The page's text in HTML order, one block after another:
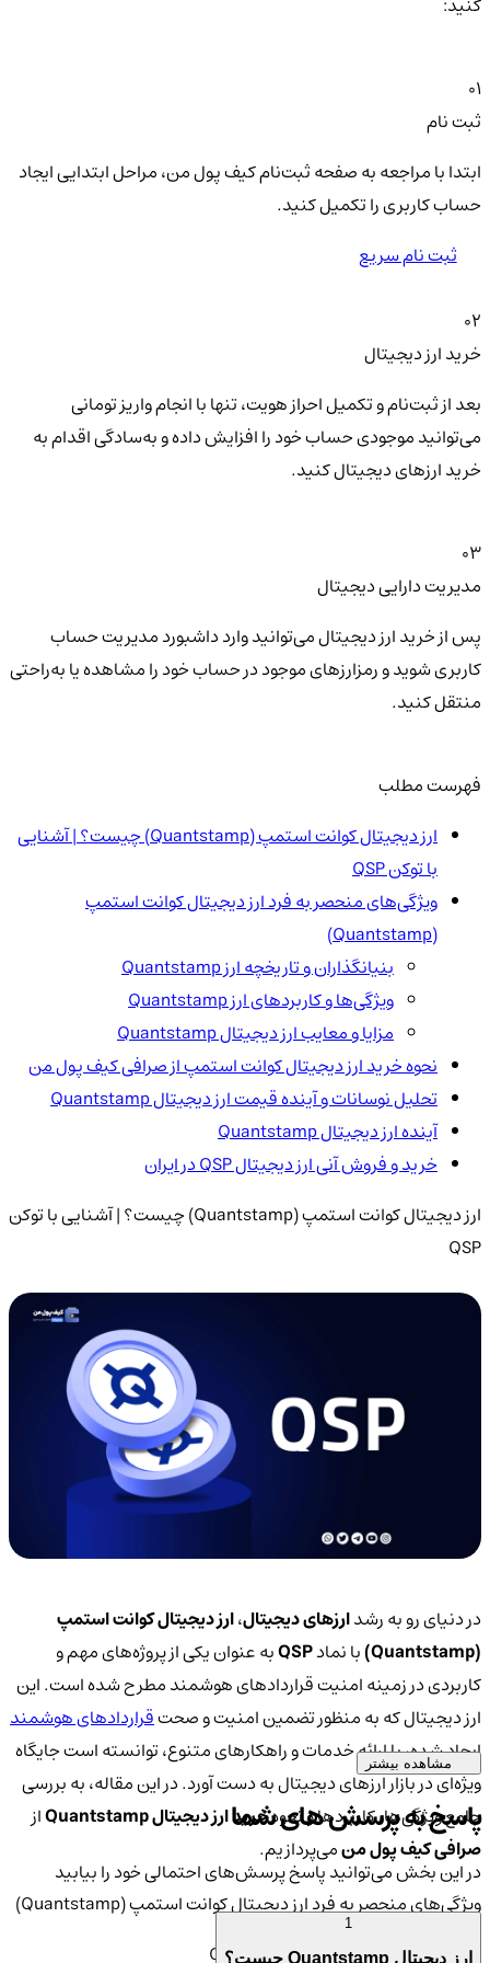
01
ثبت نام
ابتدا با مراجعه به صفحه ثبت‌نام کیف‌ پول من، مراحل ابتدایی ایجاد
حساب کاربری را تکمیل کنید.
ثبت نام سریع
02
خرید ارز دیجیتال
بعد از ثبت‌نام و تکمیل احراز هویت، تنها با انجام واریز تومانی
می‌توانید موجودی حساب خود را افزایش داده و به‌سادگی اقدام به
خرید ارزهای دیجیتال کنید.
03
مدیریت دارایی دیجیتال
پس از خرید ارز دیجیتال می‌توانید وارد داشبورد مدیریت حساب
کاربری شوید و رمزارزهای موجود در حساب خود را مشاهده یا به‌راحتی
منتقل کنید.
فهرست مطلب
ارز دیجیتال کوانت استمپ (Quantstamp) چیست؟ | آشنایی
با توکن QSP
ویژگی‌های منحصر به فرد ارز دیجیتال کوانت استمپ
بنیانگذاران و تاریخچه ارز Quantstamp
ویژگی‌ها و کاربردهای ارز Quantstamp
مزایا و معایب ارز دیجیتال Quantstamp
نحوه خرید ارز دیجیتال کوانت استمپ از صرافی کیف پول من
تحلیل نوسانات و آینده قیمت ارز دیجیتال Quantstamp
آینده ارز دیجیتال Quantstamp
خرید و فروش آنی ارز دیجیتال QSP در ایران
ارز دیجیتال کوانت استمپ (Quantstamp) چیست؟ | آشنایی با توکن
QSP
در دنیای رو به رشدارزهای دیجیتال،ارز دیجیتال کوانت استمپ
با نمادQSPبه عنوان یکی از پروژه‌های مهم و
کاربردی در زمینه امنیت قراردادهای هوشمند مطرح شده است. این
ارز دیجیتال که به منظور تضمین امنیت و صحتقراردادهای هوشمند
ایجاد شده، با ارائه خدمات و راهکارهای متنوع، توانسته است جایگاه
ویژه‌ای در بازار ارزهای دیجیتال به دست آورد. در این مقاله، به بررسی
جامع ویژگی‌ها، کاربردها و نحوهخرید ارز دیجیتال Quantstamp
از
صرافی کیف پول منمی‌پردازیم.
ویژگی‌های منحصر به فرد ارز دیجیتال کوانت استمپ (Quantstamp)
بنیانگذاران و تاریخچه ارز Quantstamp
مشاهده بیشتر
پاسخ به پرسش های شما
در این بخش می‌توانید پاسخ پرسش‌های احتمالی خود را بیابید
ارز دیجیتال Quantstamp چیست؟